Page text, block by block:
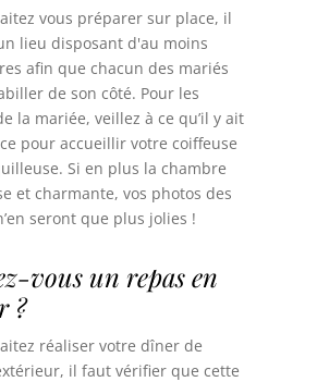
vous préparer sur place, il
lieu disposant d'au moins
afin que chacun des mariés
de son côté. Pour les
la mariée, veillez à ce qu’il y ait
pour accueillir votre coiffeuse
Si en plus la chambre
et charmante, vos photos des
seront que plus jolies !
vous un repas en
?
réaliser votre dîner de
il faut vérifier que cette